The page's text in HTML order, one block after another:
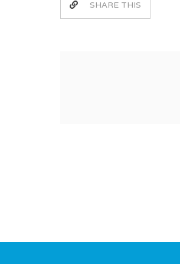
SHARE THIS